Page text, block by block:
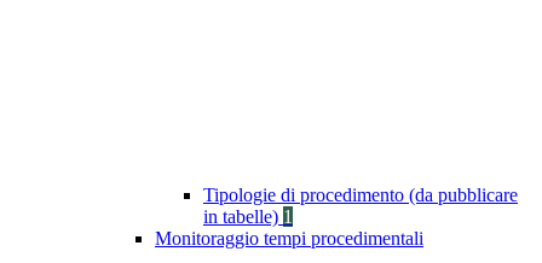
Tipologie di procedimento (da pubblicare
in tabelle) 1
Monitoraggio tempi procedimentali